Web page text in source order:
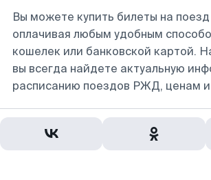
Вы можете купить билеты на поезд
оплачивая любым удобным
кошелек или банковской картой.
вы всегда найдете актуальную
расписанию поездов РЖД, ценам и